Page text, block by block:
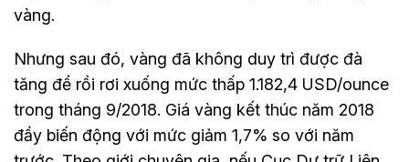
vàng.
Nhưng sau đó, vàng đã không duy trì được đà
tăng để rồi rơi xuống mức thấp 1.182,4 USD/ounce
trong tháng 9/2018. Giá vàng kết thúc năm 2018
đầy biến động với mức giảm 1,7% so với năm